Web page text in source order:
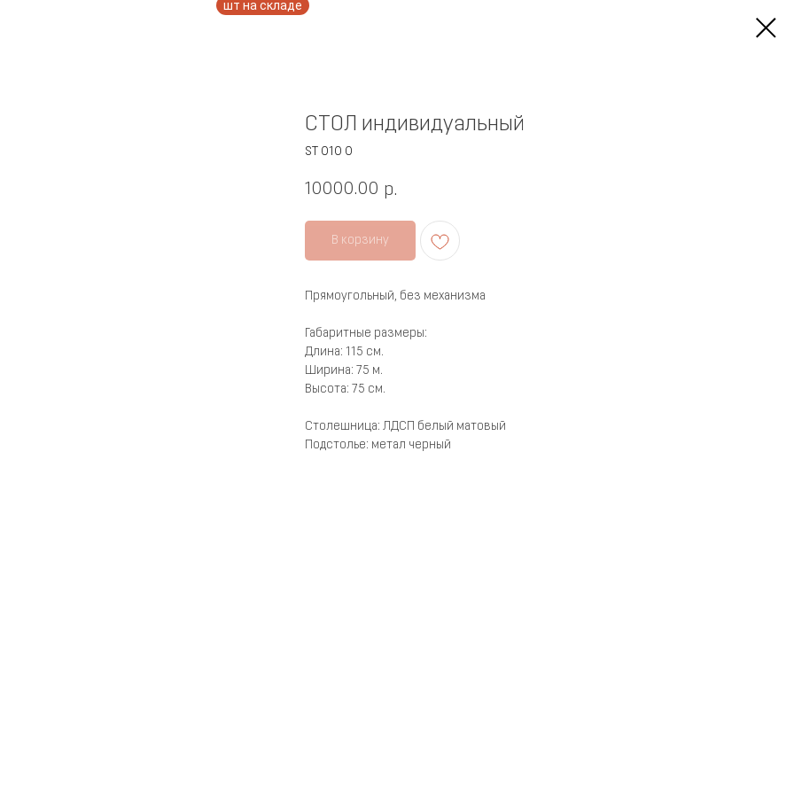
СТОЛ индивидуальный
ST 010 0
10000.00 р.
В корзину
Прямоугольный, без механизма
Габаритные размеры:
Длина: 115 см.
Ширина: 75 м.
Высота: 75 см.
Столешница: ЛДСП белый матовый
Подстолье: метал черный